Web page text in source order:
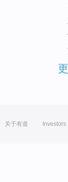
关于有道 Investors